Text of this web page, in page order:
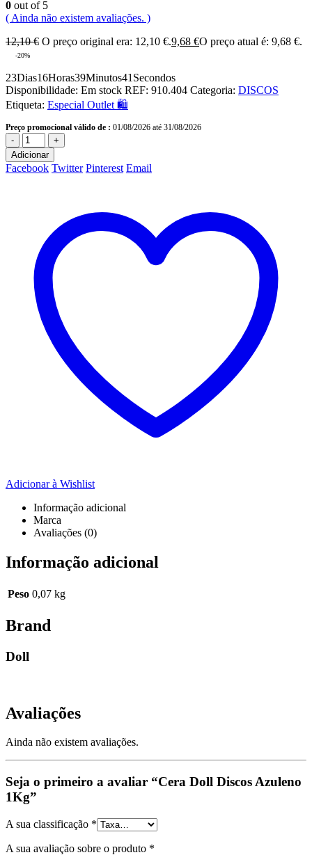
0 out of 5
( Ainda não existem avaliações. )
12,10€ O preço original era: 12,10 €.9,68 €O preço atual é: 9,68 €.
-20%
23Dias16Horas39Minutos41 Secondos
Disponibilidade: Em stock REF: 910.404 Categoria: DISCOS
Etiqueta: Especial Outlet 🛍️
Preço promocional válido de : 01/08/2026 até 31/08/2026
-
+
Adicionar
Facebook Twitter Pinterest Email
Adicionar à Wishlist
Informação adicional
Marca
Avaliações (0)
Informação adicional
Peso 0,07 kg
Brand
Doll
Avaliações
Ainda não existem avaliações.
Seja o primeiro a avaliar “Cera Doll Discos Azuleno
1Kg”
A sua classificação *
A sua avaliação sobre o produto *